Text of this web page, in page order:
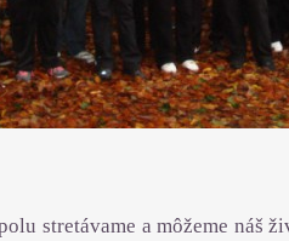
stretávame a môžeme náš